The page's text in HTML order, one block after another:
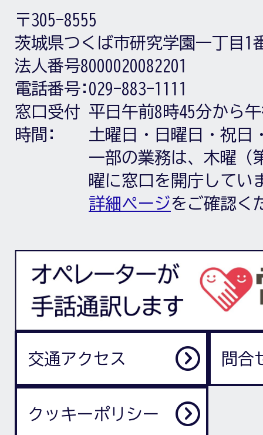
〒305-8555
茨城県つくば市研究学園一丁目1
法人番号8000020082201
電話番号: 029-883-1111
窓口受付
時間:
平日午前8時45分から
土曜日・日曜日・祝日
一部の業務は、木曜（
曜に窓口を開庁してい
詳細ページをご確認く
交通アクセス 問合
クッキーポリシー